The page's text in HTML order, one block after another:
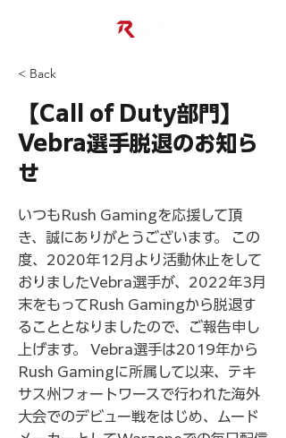
< Back
【Call of Duty部門】
Vebra選手脱退のお知ら
せ
いつもRush Gamingを応援して頂
き、誠にありがとうございます。 この
度、2020年12月より活動休止をして
おりましたVebra選手が、2022年3月
末をもってRush Gamingから脱退す
ることとなりましたので、ご報告申し
上げます。 Vebra選手は2019年から
Rush Gamingに所属して以来、テキ
サス州フォートワースで行われた海外
大会でのデビュー戦をはじめ、ムード